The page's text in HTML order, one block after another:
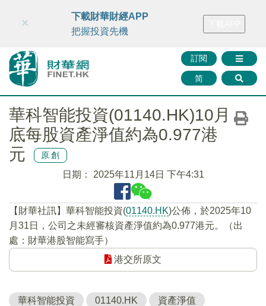
財華智庫網 FINTV FINMETA 財華證券 媒體矩陣
訂閱
简
×
下載財華財經APP
把握投資先機
華科智能投資(01140.HK)10月
底每股資產淨值約為0.977港
元
原創
日期： 2025年11月14日 下午4:31
【財華社訊】華科智能投資(01140.HK)公佈，於2025年10
月31日，公司之未經審核資產淨值約為0.977港元。（出
處：財華港股智能寫手）
港交所原文
華科智能投資 01140.HK 資產淨值